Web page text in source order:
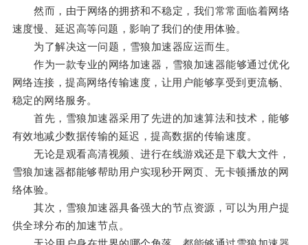
然而，由于网络的拥挤和不稳定，我们常常面临着网络
速度慢、延迟高等问题，影响了我们的使用体验。
为了解决这一问题，雪狼加速器应运而生。
作为一款专业的网络加速器，雪狼加速器能够通过优化
网络连接，提高网络传输速度，让用户能够享受到更流畅、
稳定的网络服务。
首先，雪狼加速器采用了先进的加速算法和技术，能够
有效地减少数据传输的延迟，提高数据的传输速度。
无论是观看高清视频、进行在线游戏还是下载大文件，
雪狼加速器都能够帮助用户实现秒开网页、无卡顿播放的网
络体验。
其次，雪狼加速器具备强大的节点资源，可以为用户提
供全球分布的加速节点。